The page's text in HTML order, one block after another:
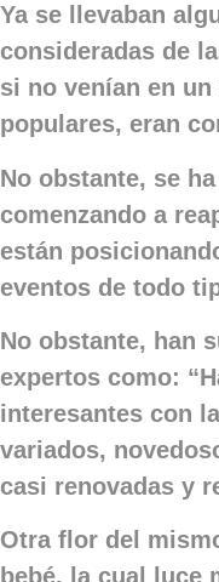
Ya se llevaban
consideradas de
si no venían en
populares, eran
No obstante, se
comenzando a
están
eventos de todo
No obstante, han
expertos como:
interesantes con
variados,
casi renovadas y
Otra flor del
bebé, la cual luce